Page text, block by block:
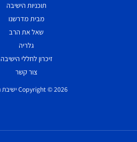
תוכניות הישיבה
מבית מדרשנו
שאל את הרב
גלריה
זיכרון לחללי הישיבה
צור קשר
Copyright © 2026 ישיבת הכותל